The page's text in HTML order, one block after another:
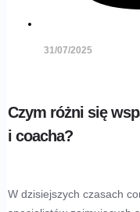
31/07/2025
Czym różni się
i coacha?
W dzisiejszych czasach